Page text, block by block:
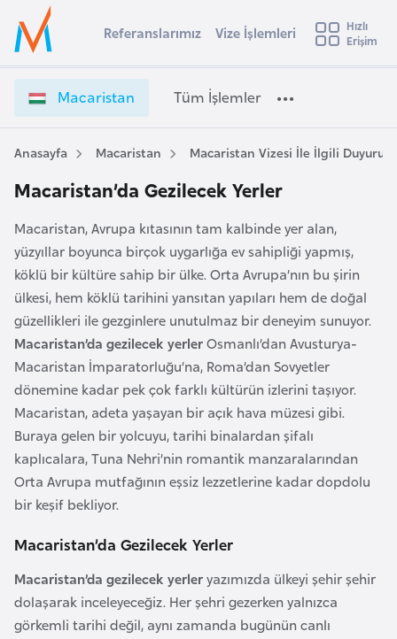
Ülke Seçimi
Başvuru yapmak istediğiniz ülkeyi seçin
Üye
Girişi
e
t
Referanslarımız Vize İşlemleri
Hızlı
Erişim
Macaristan Tüm İşlemler
Anasayfa Macaristan Macaristan Vizesi İle İlgili
Macaristan’da Gezilecek Yerler
Macaristan, Avrupa kıtasının tam kalbinde yer alan,
yüzyıllar boyunca birçok uygarlığa ev sahipliği yapmış,
köklü bir kültüre sahip bir ülke. Orta Avrupa’nın bu şirin
ülkesi, hem köklü tarihini yansıtan yapıları hem de doğal
güzellikleri ile gezginlere unutulmaz bir deneyim sunuyor.
Macaristan’da gezilecek yerlerOsmanlı’dan Avusturya-
Macaristan İmparatorluğu’na, Roma’dan Sovyetler
dönemine kadar pek çok farklı kültürün izlerini taşıyor.
Macaristan, adeta yaşayan bir açık hava müzesi gibi.
Buraya gelen bir yolcuyu, tarihi binalardan şifalı
kaplıcalara, Tuna Nehri’nin romantik manzaralarından
Orta Avrupa mutfağının eşsiz lezzetlerine kadar dopdolu
bir keşif bekliyor.
Macaristan’da Gezilecek Yerler
Macaristan’da gezilecek yerleryazımızda ülkeyi şehir şehir
dolaşarak inceleyeceğiz. Her şehri gezerken yalnızca
görkemli tarihi değil, aynı zamanda bugünün canlı
s
t
r
a
u
A
z
e
b
y